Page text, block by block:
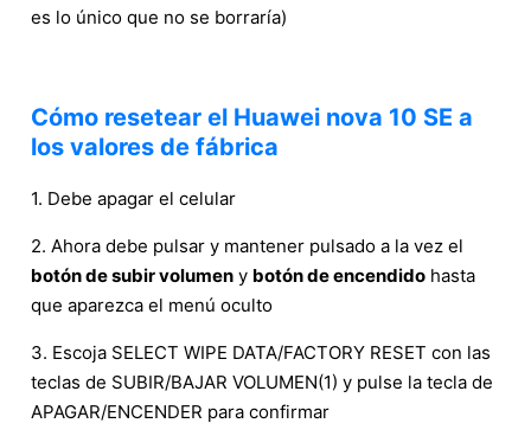
es lo único que no se borraría)
Cómo resetear el Huawei nova 10 SE a
los valores de fábrica
1. Debe apagar el celular
2. Ahora debe pulsar y mantener pulsado a la vez el
botón de subir volumen y botón de encendido hasta
que aparezca el menú oculto
3. Escoja SELECT WIPE DATA/FACTORY RESET con las
teclas de SUBIR/BAJAR VOLUMEN(1) y pulse la tecla de
APAGAR/ENCENDER para confirmar